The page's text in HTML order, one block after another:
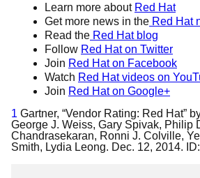
Learn more about Red Hat
Get more news in the Red Hat
Read the Red Hat blog
Follow Red Hat on Twitter
Join Red Hat on Facebook
Watch Red Hat videos on
Join Red Hat on Google+
1 Gartner, “Vendor Rating: Red Hat”
George J. Weiss, Gary Spivak, Philip
Chandrasekaran, Ronni J. Colville,
Smith, Lydia Leong. Dec. 12, 2014.